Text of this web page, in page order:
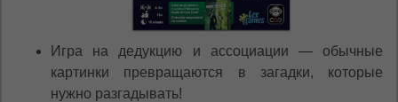
Игра на дедукцию и ассоциации — обычные
картинки превращаются в загадки, которые
нужно разгадывать!